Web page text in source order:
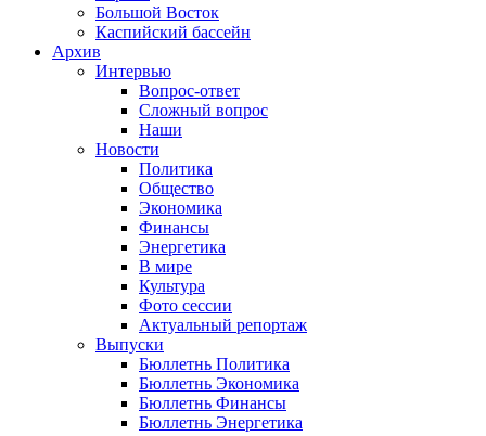
Большой Восток
Каспийский бассейн
Архив
Интервью
Вопрос-ответ
Сложный вопрос
Наши
Новости
Политика
Общество
Экономика
Финансы
Энергетика
В мире
Культура
Фото сессии
Актуальный репортаж
Выпуски
Бюллетнь Политика
Бюллетнь Экономика
Бюллетнь Финансы
Бюллетнь Энергетика